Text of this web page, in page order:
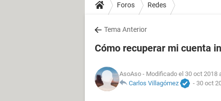
Foros Redes
Tema Anterior
Cómo recuperar mi cuenta
AsoAso - Modificado el 30 oct 2018
Carlos Villagómez
- 30 oct